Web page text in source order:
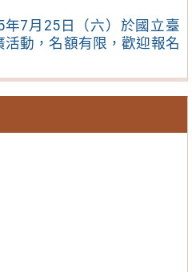
7月25日（六）於國立臺
動，名額有限，歡迎報名